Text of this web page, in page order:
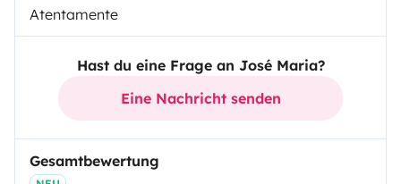
Atentamente
Hast du eine Frage an José Maria?
Eine Nachricht senden
Gesamtbewertung